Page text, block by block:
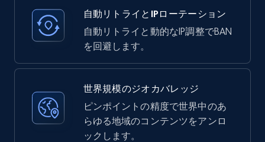
自動リトライとIPローテーション
自動リトライと動的なIP調整でBAN
を回避します。
世界規模のジオカバレッジ
ピンポイントの精度で世界中のあ
らゆる地域のコンテンツをアンロ
ックします。